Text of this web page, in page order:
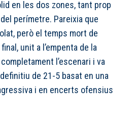
en les dos zones, tant prop
perímetre. Pareixia que
però el temps mort de
unit a l’empenta de la
l’escenari i va
de 21-5 basat en una
i en encerts ofensius